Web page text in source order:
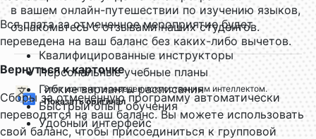
Этот контент переведен искусственным интеллектом.
Показать оригинал
Вся плата за отмененное мероприятие будет
переведена на ваш баланс без каких-либо вычетов.
Вернуться к карточке
Сборы за отмененную программу автоматически
переводятся на ваш баланс. Вы можете использовать
свой баланс, чтобы присоединиться к групповой
в вашем онлайн-путешествии по изучению языков,
ознакомьтесь с отзывами наших студентов.
Квалифицированные инструкторы
Персональные учебные планы
Гибкие варианты расписания
Быстрый опыт обучения
Удобный интерфейс